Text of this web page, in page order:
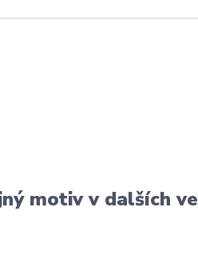
motiv v dalších